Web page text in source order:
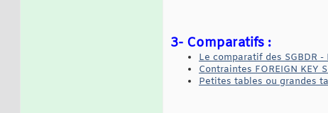
3- Comparatifs :
Le comparatif des SGBDR
Contraintes FOREIGN KEY
Petites tables ou grandes